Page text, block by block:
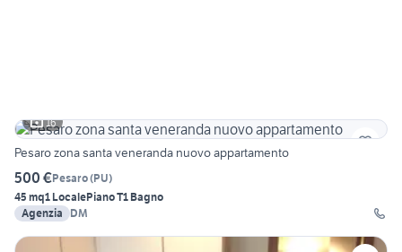
16
Pesaro zona santa veneranda nuovo appartamento
500 €Pesaro(PU)
45 mq1 LocalePiano T1 Bagno
Agenzia
DM